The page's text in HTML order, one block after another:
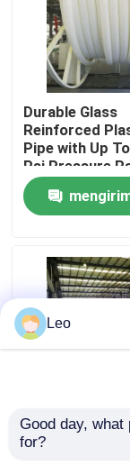
Produk
Tampilan VR
Tentang kita
Wisata pabrik
Hubungi kami
Berita
Durable Glass
Reinforced
Pipe with Up
Psi Pressure
and 000-hour
Hydrostatic
Anti Abrasi
Flexible
Leo
Good day,
for?